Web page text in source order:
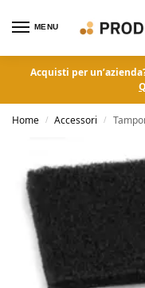
MENU
Acquisti per
Home / Accessori /